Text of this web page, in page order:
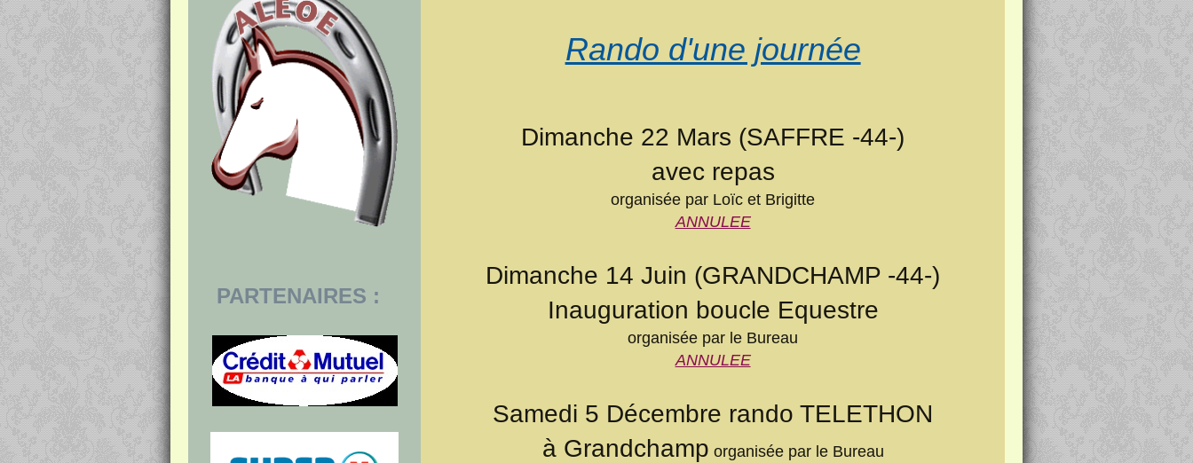
Rando d'une journée
Dimanche 22 Mars (SAFFRE -44-)
avec repas
organisée par Loïc et Brigitte
ANNULEE
Dimanche 14 Juin (GRANDCHAMP -44-)
Inauguration boucle Equestre
organisée par le Bureau
ANNULEE
Samedi 5 Décembre rando TELETHON
à Grandchamp organisée par le Bureau
PARTENAIRES :